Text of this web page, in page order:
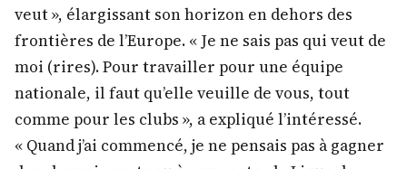
veut », élargissant son horizon en dehors des
frontières de l’Europe. « Je ne sais pas qui veut de
moi (rires). Pour travailler pour une équipe
nationale, il faut qu’elle veuille de vous, tout
comme pour les clubs », a expliqué l’intéressé.
« Quand j’ai commencé, je ne pensais pas à gagner